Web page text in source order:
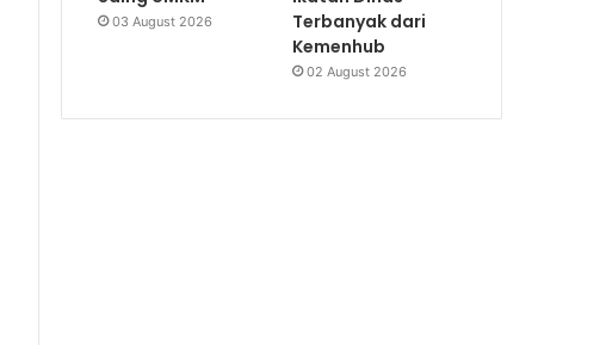
03 August 2026
Terbanyak dari
Kemenhub
02 August 2026